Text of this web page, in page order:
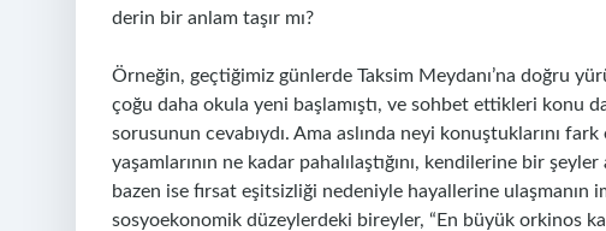
derin bir anlam taşır mı?
Örneğin, geçtiğimiz günlerde Taksim Meydanı’na doğru
çoğu daha okula yeni başlamıştı, ve sohbet ettikleri konu
sorusunun cevabıydı. Ama aslında neyi konuştuklarını
yaşamlarının ne kadar pahalılaştığını, kendilerine bir
bazen ise fırsat eşitsizliği nedeniyle hayallerine ulaşmanın
sosyoekonomik düzeylerdeki bireyler, “En büyük orkinos